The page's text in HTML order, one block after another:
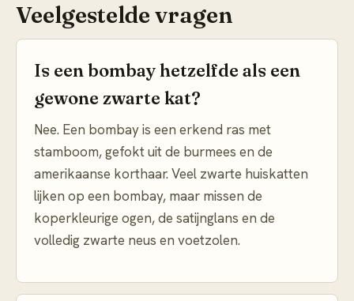
Veelgestelde vragen
Is een bombay hetzelfde als een
gewone zwarte kat?
Nee. Een bombay is een erkend ras met
stamboom, gefokt uit de burmees en de
amerikaanse korthaar. Veel zwarte huiskatten
lijken op een bombay, maar missen de
koperkleurige ogen, de satijnglans en de
volledig zwarte neus en voetzolen.